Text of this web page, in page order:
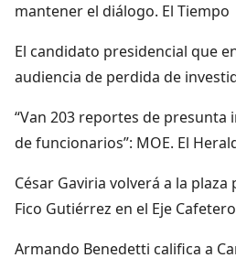
mantener el diálogo. El Tiempo
El candidato presidencial que
audiencia de perdida de
“Van 203 reportes de
de funcionarios”: MOE. El
César Gaviria volverá a la
Fico Gutiérrez en el Eje
Armando Benedetti califica a